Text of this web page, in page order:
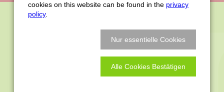
cookies on this website can be found in the privacy
policy.
Nur essentielle Cookies
Alle Cookies Bestätigen